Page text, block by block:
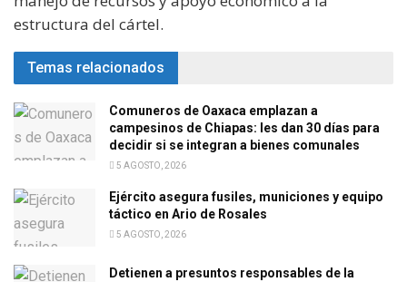
estructura del cártel.
Temas relacionados
Comuneros de Oaxaca emplazan a
campesinos de Chiapas: les dan 30 días para
decidir si se integran a bienes comunales
5 AGOSTO, 2026
Ejército asegura fusiles, municiones y equipo
táctico en Ario de Rosales
5 AGOSTO, 2026
Detienen a presuntos responsables de la